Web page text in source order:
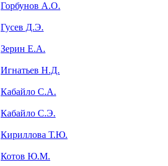
Горбунов А.О.
Гусев Д.Э.
Зерин Е.А.
Игнатьев Н.Д.
Кабайло С.А.
Кабайло С.Э.
Кириллова Т.Ю.
Котов Ю.М.